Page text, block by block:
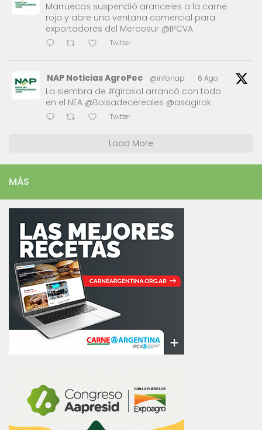
Marruecos suspendió aranceles a la carne
roja y abre una ventana comercial para
exportadores del Mercosur @IPCVA
Twitter
NAP Noticias AgroPec @infonap · 6 Ago
La siembra de #girasol arrancó con todo
en el NEA @Bolsadecereales @asagirok
Twitter
Load More
MÁS